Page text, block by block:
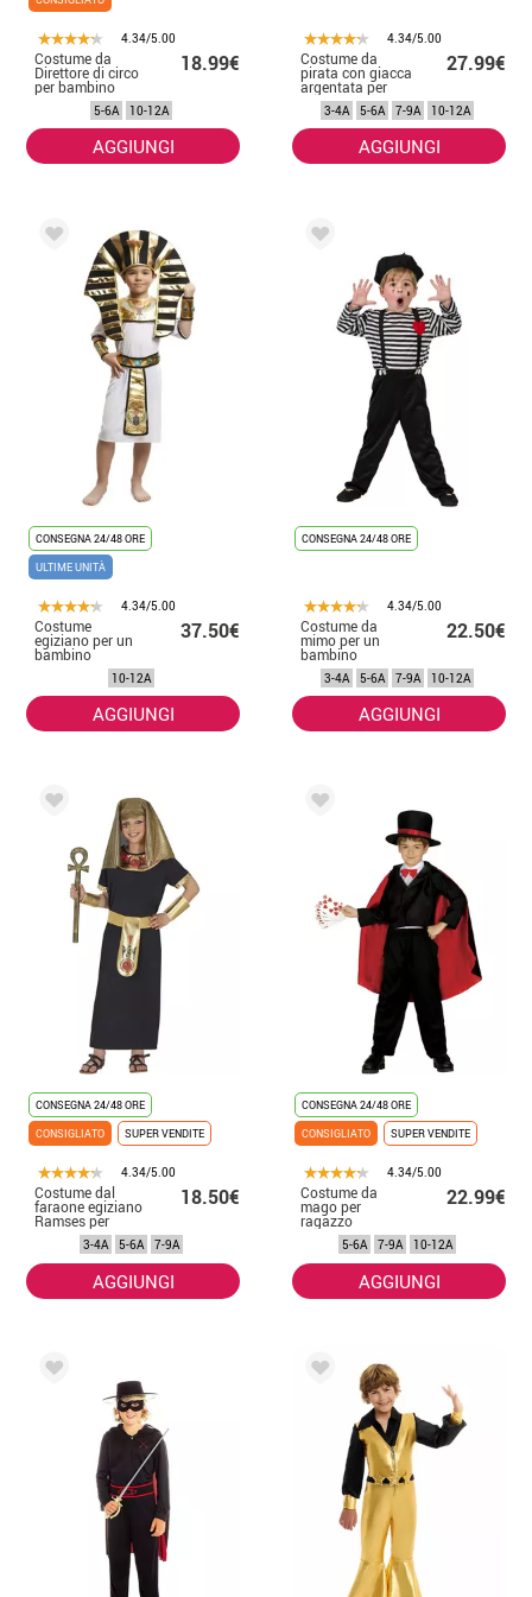
4.34/5.00
Costume da
Direttore di circo
per bambino
18.99€
5-6A 10-12A
AGGIUNGI
4.34/5.00
Costume da
pirata con giacca
argentata per
bambino
27.99€
3-4A 5-6A 7-9A 10-12A
AGGIUNGI
CONSEGNA 24/48 ORE
ULTIME UNITÀ
4.34/5.00
Costume
egiziano per un
bambino
37.50€
10-12A
AGGIUNGI
CONSEGNA 24/48 ORE
4.34/5.00
Costume da
mimo per un
bambino
22.50€
3-4A 5-6A 7-9A 10-12A
AGGIUNGI
CONSEGNA 24/48 ORE
CONSIGLIATO
SUPER VENDITE
4.34/5.00
Costume dal
faraone egiziano
Ramses per
bambino
18.50€
3-4A 5-6A 7-9A
AGGIUNGI
CONSEGNA 24/48 ORE
CONSIGLIATO
SUPER VENDITE
4.34/5.00
Costume da
mago per
ragazzo
22.99€
5-6A 7-9A 10-12A
AGGIUNGI